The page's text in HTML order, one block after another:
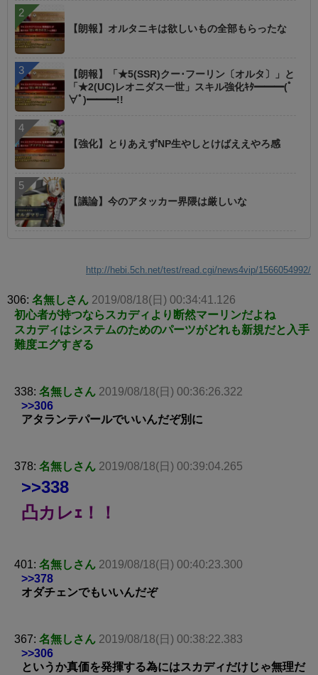
【朗報】オルタニキは欲しいもの全部もらったな
【朗報】「★5(SSR)クー･フーリン〔オルタ〕」と
「★2(UC)レオニダス一世」スキル強化ｷﾀ━━━(ﾟ
∀ﾟ)━━━!!
【強化】とりあえずNP生やしとけばええやろ感
【議論】今のアタッカー界隈は厳しいな
http://hebi.5ch.net/test/read.cgi/news4vip/1566054992/
306: 名無しさん 2019/08/18(日) 00:34:41.126
初心者が持つならスカディより断然マーリンだよね
スカディはシステムのためのパーツがどれも新規だと入手
難度エグすぎる
338: 名無しさん 2019/08/18(日) 00:36:26.322
>>306
アタランテパールでいいんだぞ別に
378: 名無しさん 2019/08/18(日) 00:39:04.265
>>338
凸カレｪ！！
401: 名無しさん 2019/08/18(日) 00:40:23.300
>>378
オダチェンでもいいんだぞ
367: 名無しさん 2019/08/18(日) 00:38:22.383
>>306
というか真価を発揮する為にはスカディだけじゃ無理だ